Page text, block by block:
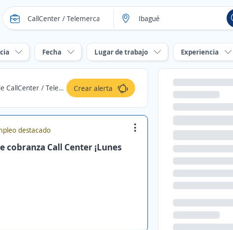
Fecha Lugar de trabajo Experiencia
en Ibagué, Tolima Crear alerta
destacado
cobranza Call Center ¡Lunes